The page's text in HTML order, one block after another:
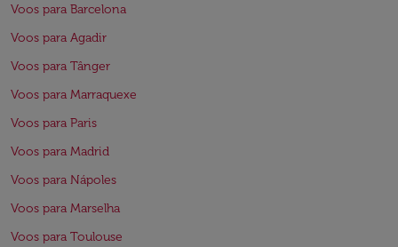
Voos para Barcelona
Voos para Agadir
Voos para Tânger
Voos para Marraquexe
Voos para Paris
Voos para Madrid
Voos para Nápoles
Voos para Marselha
Voos para Toulouse